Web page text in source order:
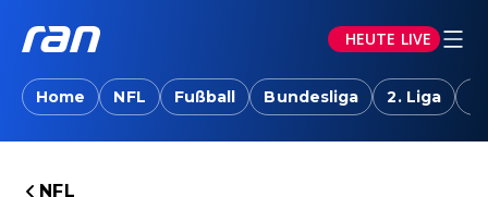
HEUTE LIVE
Home NFL Fußball Bundesliga 2. Liga
NFL